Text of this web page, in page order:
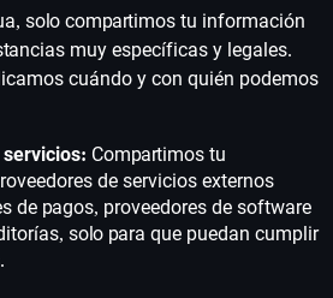
solo compartimos tu información
muy específicas y legales.
cuándo y con quién podemos
Compartimos tu
de servicios externos
de pagos, proveedores de software
solo para que puedan cumplir